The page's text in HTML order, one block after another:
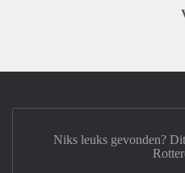
Niks leuks gevonden?